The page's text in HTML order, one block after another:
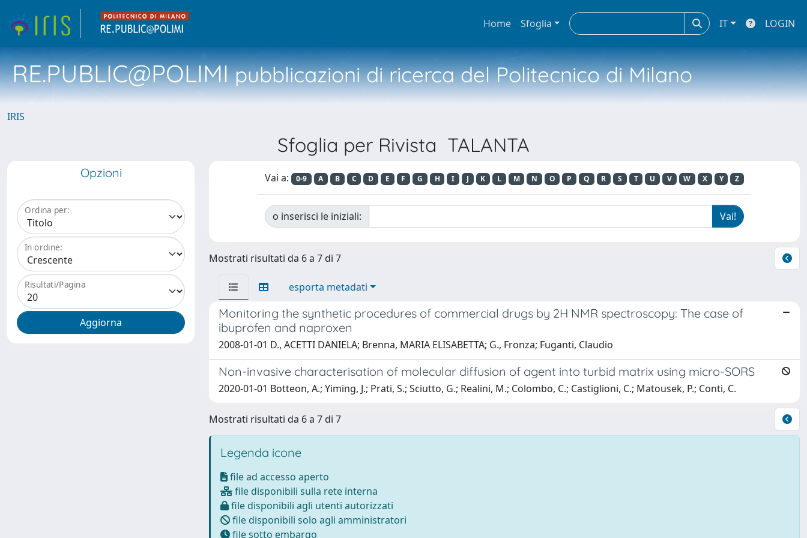
Home Sfoglia IT LOGIN
RE.PUBLIC@POLIMIpubblicazioni di ricerca del Politecnico di Milano
IRIS
Sfoglia per Rivista TALANTA
Opzioni
Ordina per:
In ordine:
Risultati/Pagina
Vai a: 0-9 A B C D E F G H I J K L M N O P Q R S T U V W X Y Z
o inserisci le iniziali:
Mostrati risultati da 6 a 7 di 7
esporta metadati
Monitoring the synthetic procedures of commercial drugs by 2H NMR spectroscopy: The case of
ibuprofen and naproxen
2008-01-01 D., ACETTI DANIELA; Brenna, MARIA ELISABETTA; G., Fronza; Fuganti, Claudio
Non-invasive characterisation of molecular diffusion of agent into turbid matrix using micro-SORS
2020-01-01 Botteon, A.; Yiming, J.; Prati, S.; Sciutto, G.; Realini, M.; Colombo, C.; Castiglioni, C.; Matousek, P.; Conti, C.
Mostrati risultati da 6 a 7 di 7
Legenda icone
file ad accesso aperto
file disponibili sulla rete interna
file disponibili agli utenti autorizzati
file disponibili solo agli amministratori
file sotto embargo